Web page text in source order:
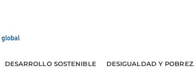
DESARROLLO SOSTENIBLE DESIGUALDAD Y